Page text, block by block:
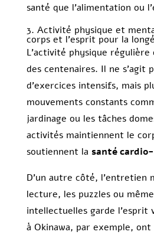
santé que l’alimentation ou
3. Activité physique et
corps et l’esprit pour la
L’activité physique
des centenaires. Il ne s’agit
d’exercices intensifs, mais
mouvements constants
jardinage ou les tâches
activités maintiennent le
soutiennent la santé
D’un autre côté, l’entretien
lecture, les puzzles ou
intellectuelles garde l’esprit
à Okinawa, par exemple,